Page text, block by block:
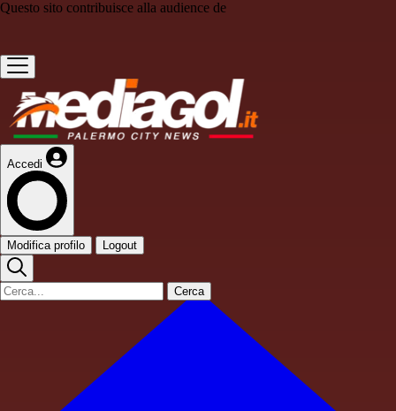
Questo sito contribuisce alla audience de
Accedi
Modifica profilo Logout
Cerca